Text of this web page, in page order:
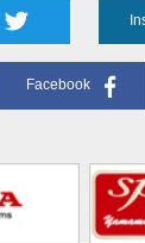
Facebook